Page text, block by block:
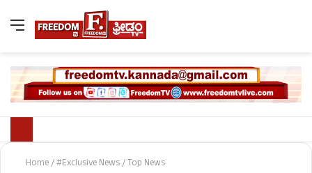
Home/#Exclusive News/Top News